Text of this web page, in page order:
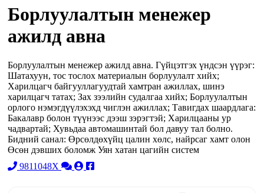
Борлуулалтын менежер
ажилд авна
Борлуулалтын менежер ажилд авна. Гүйцэтгэх үндсэн үүрэг:
Шатахуун, тос тослох материалын борлуулалт хийх;
Харилцагч байгууллагуудтай хамтран ажиллах, шинэ
харилцагч татах; Зах зээлийн судалгаа хийх; Борлуулалтын
орлого нэмэгдүүлэхэхд чиглэн ажиллах; Тавигдах шаардлага:
Бакалавр болон түүнээс дээш зэрэгтэй; Харилцааны ур
чадвартай; Хувьдаа автомашинтай бол давуу тал болно.
Бидний санал: Өрсөлдөхүйц цалин хөлс, найрсаг хамт олон
Өсөн дэвших боломж Уян хатан цагийн систем
9811048X